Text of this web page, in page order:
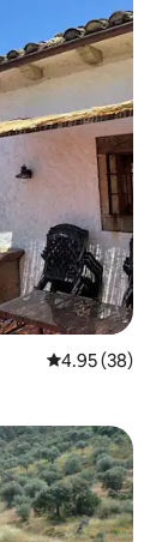
คะแนนเฉลี่ย
4.95 (38)